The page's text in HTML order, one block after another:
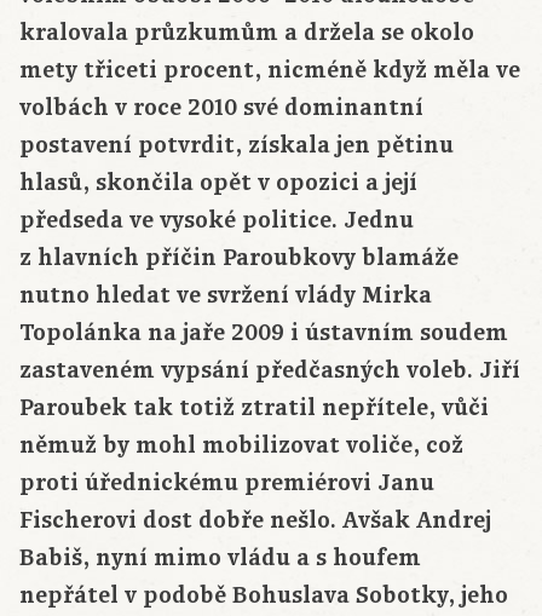
kralovala průzkumům a držela se okolo
mety třiceti procent, nicméně když měla ve
volbách v roce 2010 své dominantní
postavení potvrdit, získala jen pětinu
hlasů, skončila opět v opozici a její
předseda ve vysoké politice. Jednu
z hlavních příčin Paroubkovy blamáže
nutno hledat ve svržení vlády Mirka
Topolánka na jaře 2009 i ústavním soudem
zastaveném vypsání předčasných voleb. Jiří
Paroubek tak totiž ztratil nepřítele, vůči
němuž by mohl mobilizovat voliče, což
proti úřednickému premiérovi Janu
Fischerovi dost dobře nešlo. Avšak Andrej
Babiš, nyní mimo vládu a s houfem
nepřátel v podobě Bohuslava Sobotky, jeho